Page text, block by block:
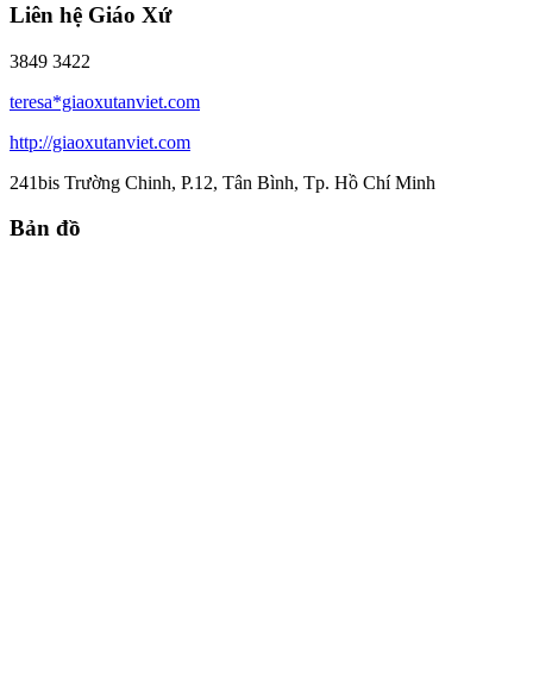
Liên hệ Giáo Xứ
3849 3422
teresa*giaoxutanviet.com
http://giaoxutanviet.com
241bis Trường Chinh, P.12, Tân Bình, Tp. Hồ Chí Minh
Bản đồ